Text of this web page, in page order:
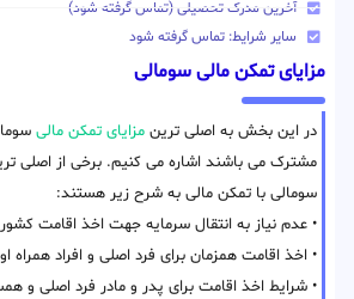
آخرین مدرک تحصیلی (تماس گرفته شود)
سایر شرایط: تماس گرفته شود
مزایای تمکن مالی سومالی
در این بخش به اصلی ترین مزایای تمکن مالی
مشترک می باشند اشاره می کنیم. برخی از اصلی
سومالی با تمکن مالی به شرح زیر هستند:
• عدم نیاز به انتقال سرمایه جهت اخذ اقامت
• اخذ اقامت همزمان برای فرد اصلی و افراد همراه او
• شرایط اخذ اقامت برای پدر و مادر فرد اصلی و